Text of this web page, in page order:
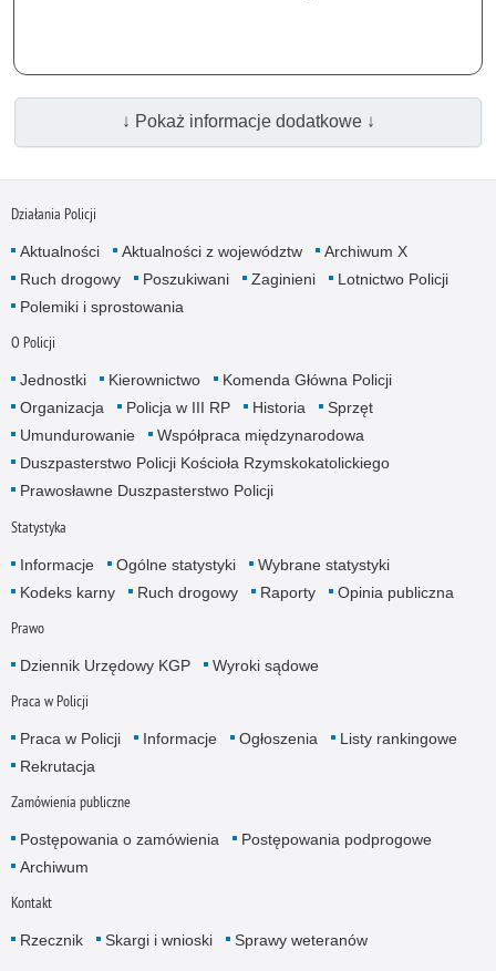
↓ Pokaż informacje dodatkowe ↓
Działania Policji
Aktualności Aktualności z województw
Archiwum X
Ruch drogowy
Poszukiwani Zaginieni
Lotnictwo Policji
Polemiki i sprostowania
O Policji
Jednostki Kierownictwo
Komenda Główna Policji
Organizacja
Policja w III RP Historia
Sprzęt
Umundurowanie
Współpraca międzynarodowa
Duszpasterstwo Policji Kościoła Rzymskokatolickiego
Prawosławne Duszpasterstwo Policji
Statystyka
Informacje Ogólne statystyki
Wybrane statystyki
Kodeks karny
Ruch drogowy Raporty Opinia publiczna
Prawo
Dziennik Urzędowy KGP Wyroki sądowe
Praca w Policji
Praca w Policji Informacje Ogłoszenia
Listy rankingowe
Rekrutacja
Zamówienia publiczne
Postępowania o zamówienia
Postępowania podprogowe
Archiwum
Kontakt
Rzecznik Skargi i wnioski Sprawy weteranów